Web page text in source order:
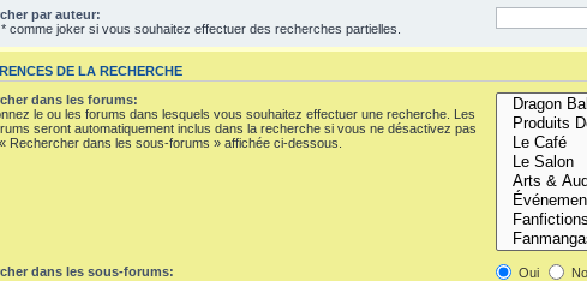
par auteur:
comme joker si vous souhaitez effectuer des recherches partielles.
DE LA RECHERCHE
dans les forums:
le ou les forums dans lesquels vous souhaitez effectuer une recherche. Les
seront automatiquement inclus dans la recherche si vous ne désactivez pas
« Rechercher dans les sous-forums » affichée ci-dessous.
dans les sous-forums: Oui